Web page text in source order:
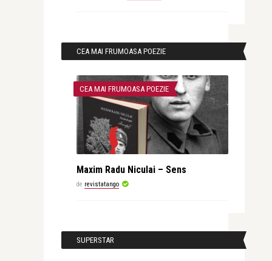
CEA MAI FRUMOASA POEZIE
CEA MAI FRUMOASA POEZIE
Maxim Radu Niculai – Sens
de revistatango
SUPERSTAR